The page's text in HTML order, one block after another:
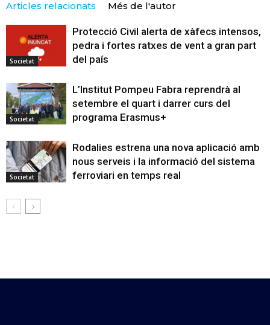
Articles relacionats Més de l'autor
Societat
Protecció Civil alerta de xàfecs intensos,
pedra i fortes ratxes de vent a gran part
del país
Societat
L’Institut Pompeu Fabra reprendrà al
setembre el quart i darrer curs del
programa Erasmus+
Societat
Rodalies estrena una nova aplicació amb
nous serveis i la informació del sistema
ferroviari en temps real